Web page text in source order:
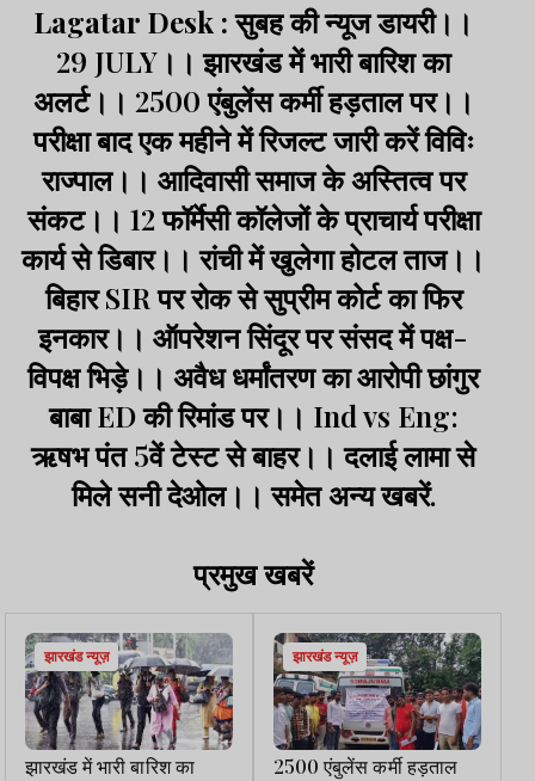
Lagatar Desk :सुबह की न्यूज डायरी।।
29 JULY।। झारखंड में भारी बारिश का
अलर्ट।। 2500 एंबुलेंस कर्मी हड़ताल पर।।
परीक्षा बाद एक महीने में रिजल्ट जारी करें विविः
राज्पाल।। आदिवासी समाज के अस्तित्व पर
संकट।। 12 फॉर्मेसी कॉलेजों के प्राचार्य परीक्षा
कार्य से डिबार।। रांची में खुलेगा होटल ताज।।
बिहार SIR पर रोक से सुप्रीम कोर्ट का फिर
इनकार।। ऑपरेशन सिंदूर पर संसद में पक्ष-
विपक्ष भिड़े।। अवैध धर्मांतरण का आरोपी छांगुर
बाबा ED की रिमांड पर।। Ind vs Eng:
ऋषभ पंत 5वें टेस्ट से बाहर।। दलाई लामा से
मिले सनी देओल।। समेत अन्य खबरें.
प्रमुख खबरें
झारखंड न्यूज़
झारखंड में भारी बारिश का
झारखंड न्यूज़
2500 एंबुलेंस कर्मी हड़ताल